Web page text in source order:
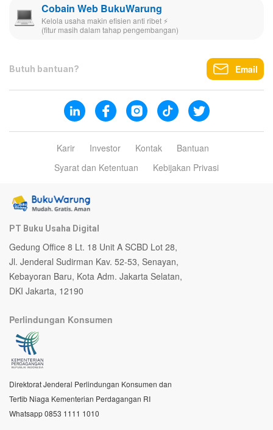
Cobain Web BukuWarung
Kelola usaha makin efisien anti ribet ⚡️
(fitur masih dalam tahap pengembangan)
Butuh bantuan? Email
Karir Investor Kontak
Bantuan
Syarat dan Ketentuan
Kebijakan Privasi
PT Buku Usaha Digital
Gedung Office 8 Lt. 18 Unit A SCBD Lot 28,
Jl. Jenderal Sudirman Kav. 52-53, Senayan,
Kebayoran Baru, Kota Adm. Jakarta Selatan,
DKI Jakarta, 12190
Perlindungan Konsumen
Direktorat Jenderal Perlindungan Konsumen dan
Tertib Niaga Kementerian Perdagangan RI
Whatsapp 0853 1111 1010